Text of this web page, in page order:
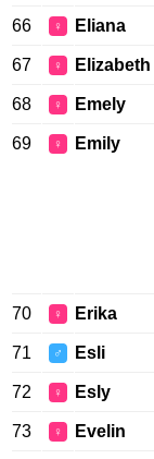
66 ♀ Eliana
67 ♀ Elizabeth
68 ♀ Emely
69 ♀ Emily
70 ♀ Erika
71 ♂ Esli
72 ♀ Esly
73 ♀ Evelin